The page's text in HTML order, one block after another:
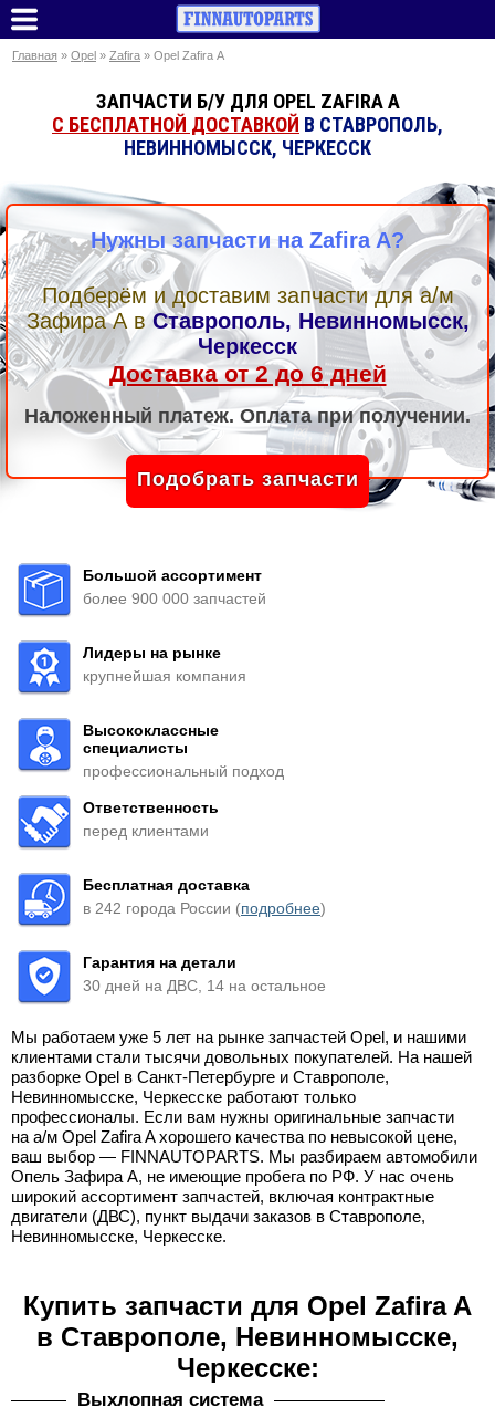
Главная » Opel » Zafira » Opel Zafira A
ЗАПЧАСТИ Б/У ДЛЯ OPEL ZAFIRA A
С БЕСПЛАТНОЙ ДОСТАВКОЙ В СТАВРОПОЛЬ,
НЕВИННОМЫССК, ЧЕРКЕССК
Нужны запчасти на Zafira A?
Подберём и доставим запчасти для а/м
Зафира А вСтаврополь, Невинномысск,
Черкесск
Доставка от 2 до 6 дней
Наложенный платеж. Оплата при получении.
Подобрать запчасти
Большой ассортимент
более 900 000 запчастей
Лидеры на рынке
крупнейшая компания
Высококлассные
специалисты
профессиональный подход
Ответственность
перед клиентами
Бесплатная доставка
в 242 города России (подробнее)
Гарантия на детали
30 дней на ДВС, 14 на остальное
Мы работаем уже 5 лет на рынке запчастей Opel, и нашими
клиентами стали тысячи довольных покупателей. На нашей
разборке Opel в Санкт-Петербурге и Ставрополе,
Невинномысске, Черкесске работают только
профессионалы. Если вам нужны оригинальные запчасти
на а/м Opel Zafira A хорошего качества по невысокой цене,
ваш выбор — FINNAUTOPARTS. Мы разбираем автомобили
Опель Зафира А, не имеющие пробега по РФ. У нас очень
широкий ассортимент запчастей, включая контрактные
двигатели (ДВС), пункт выдачи заказов в Ставрополе,
Невинномысске, Черкесске.
Купить запчасти для Opel Zafira A
в Ставрополе, Невинномысске,
Черкесске:
Выхлопная система